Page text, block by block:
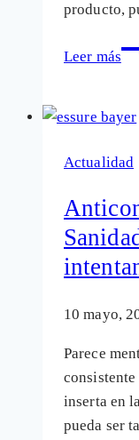
producto,
Leer más
el
que
Actualidad
10 mayo,
Parece
inserta en
pueda ser